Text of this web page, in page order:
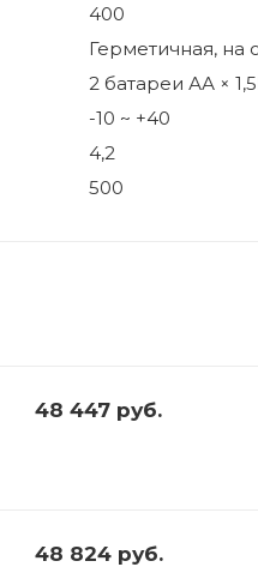
48 447 руб.
48 824 руб.
400
Герметичная, на
2 батареи АА ×
-10 ~ +40
4,2
500